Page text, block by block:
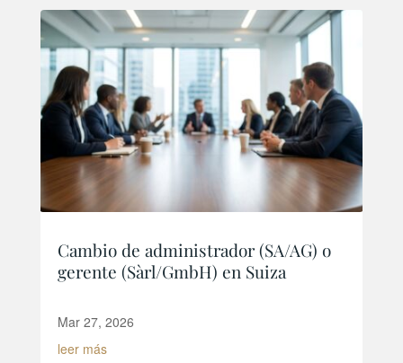
Cambio de administrador (SA/AG) o
gerente (Sàrl/GmbH) en Suiza
Mar 27, 2026
leer más